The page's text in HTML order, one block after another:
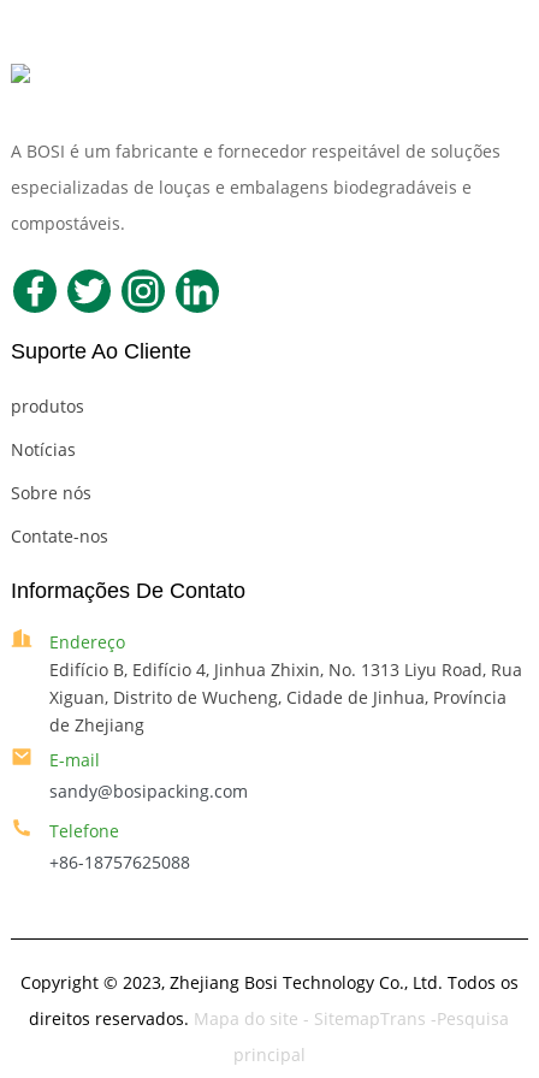
A BOSI é um fabricante e fornecedor respeitável de soluções
especializadas de louças e embalagens biodegradáveis ​​e
compostáveis.
Suporte Ao Cliente
produtos
Notícias
Sobre nós
Contate-nos
Informações De Contato
Endereço
Edifício B, Edifício 4, Jinhua Zhixin, No. 1313 Liyu Road, Rua
Xiguan, Distrito de Wucheng, Cidade de Jinhua, Província
de Zhejiang
E-mail
sandy@bosipacking.com
Telefone
+86-18757625088
Copyright © 2023, Zhejiang Bosi Technology Co., Ltd. Todos os
direitos reservados. Mapa do site - SitemapTrans -Pesquisa
principal